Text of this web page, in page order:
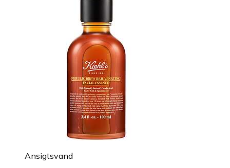
Ansigtsvand